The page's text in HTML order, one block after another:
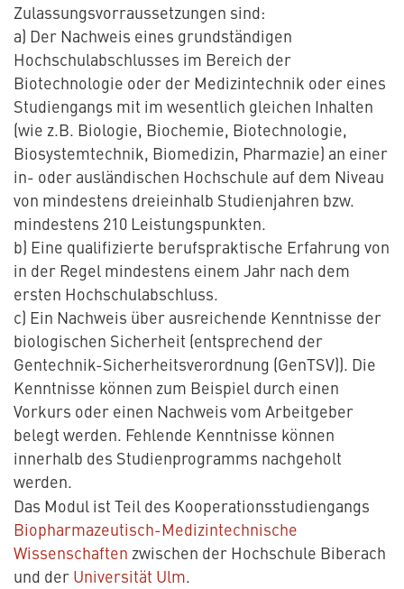
Zulassungsvorraussetzungen sind:
a) Der Nachweis eines grundständigen
Hochschulabschlusses im Bereich der
Biotechnologie oder der Medizintechnik oder eines
Studiengangs mit im wesentlich gleichen Inhalten
(wie z.B. Biologie, Biochemie, Biotechnologie,
Biosystemtechnik, Biomedizin, Pharmazie) an einer
in- oder ausländischen Hochschule auf dem Niveau
von mindestens dreieinhalb Studienjahren bzw.
mindestens 210 Leistungspunkten.
b) Eine qualifizierte berufspraktische Erfahrung von
in der Regel mindestens einem Jahr nach dem
ersten Hochschulabschluss.
c) Ein Nachweis über ausreichende Kenntnisse der
biologischen Sicherheit (entsprechend der
Gentechnik-Sicherheitsverordnung (GenTSV)). Die
Kenntnisse können zum Beispiel durch einen
Vorkurs oder einen Nachweis vom Arbeitgeber
belegt werden. Fehlende Kenntnisse können
innerhalb des Studienprogramms nachgeholt
werden.
Das Modul ist Teil des Kooperationsstudiengangs
Biopharmazeutisch-Medizintechnische
Wissenschaften zwischen der Hochschule Biberach
und der Universität Ulm.